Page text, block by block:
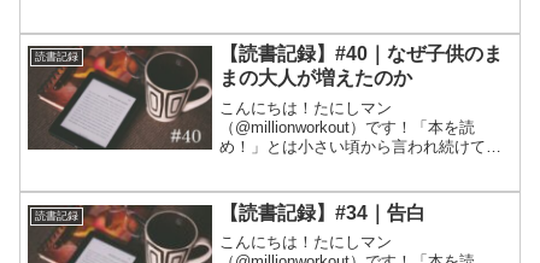
きく変わる可能性があるということが、
様々な角度から説明さ...
読書記録
【読書記録】#40｜なぜ子供のま
まの大人が増えたのか
こんにちは！たにしマン
（@millionworkout）です！「本を読
め！」とは小さい頃から言われ続けてき
ていろいろな種類の人と関わる中で、話
の通じる大人、話が面白い大...
読書記録 【読書記録】#34｜告白
こんにちは！たにしマン